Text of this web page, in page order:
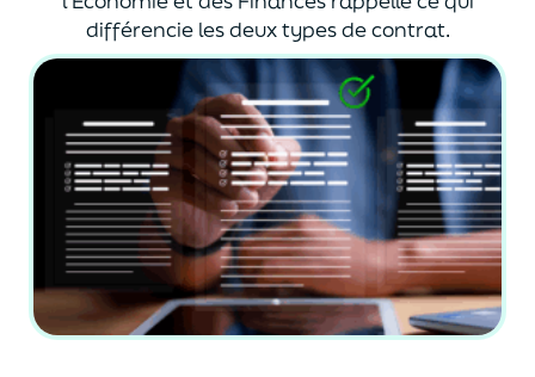
différencie les deux types de contrat.